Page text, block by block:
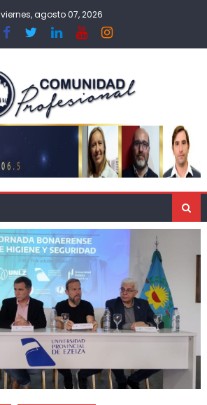
viernes, agosto 07, 2026